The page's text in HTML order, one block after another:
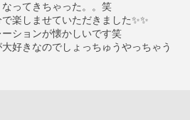
ってきちゃった。。笑
楽しませていただきました✨✨
ションが懐かしいです笑
好きなのでしょっちゅうやっちゃう